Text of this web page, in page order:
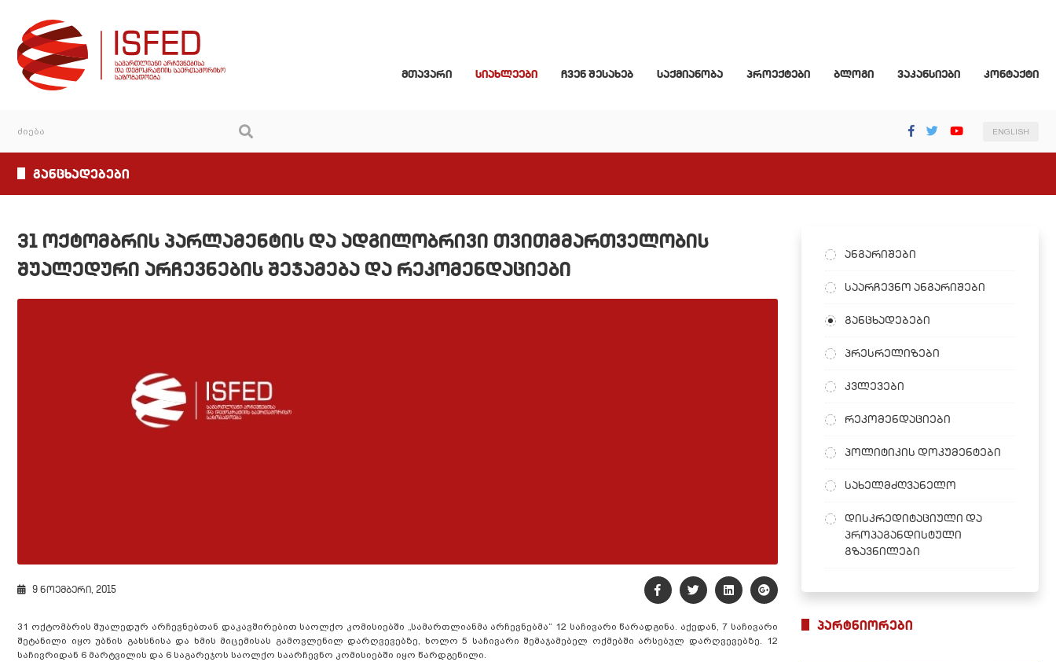
მთავარი სიახლეები ჩვენ შესახებ საქმიანობა პროექტები ბლოგი ვაკანსიები კონტაქტი
ENGLISH
განცხადებები
31 ოქტომბრის პარლამენტის და ადგილობრივი თვითმმართველობის
შუალედური არჩევნების შეჯამება და რეკომენდაციები
9 ნოემბერი, 2015
31 ოქტომბრის შუალედურ არჩევნებთან დაკავშირებით საოლქო კომისიებში „სამართლიანმა არჩევნებმა“ 12 საჩივარი წარადგინა. აქედან, 7 საჩივარი
შეტანილი იყო უბნის გახსნისა და ხმის მიცემისას გამოვლენილ დარღვევებზე, ხოლო 5 საჩივარი შემაჯამებელ ოქმებში არსებულ დარღვევებზე. 12
საჩივრიდან 6 მარტვილის და 6 საგარეჯოს საოლქო საარჩევნო კომისიებში იყო წარდგენილი.
ანგარიშები
საარჩევნო ანგარიშები
განცხადებები
პრესრელიზები
კვლევები
რეკომენდაციები
პოლიტიკის დოკუმენტები
სახელმძღვანელო
დისკრედიტაციული და
პროპაგანდისტული
გზავნილები
პარტნიორები